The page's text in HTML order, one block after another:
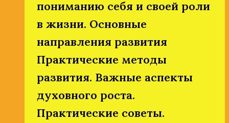
пониманию себя и своей роли
в жизни. Основные
направления развития
Практические методы
развития. Важные аспекты
духовного роста.
Практические советы.